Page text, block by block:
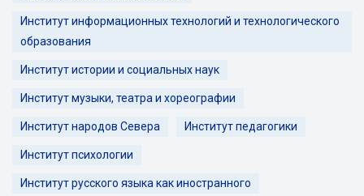
Институт информационных технологий и технологического
образования
Институт истории и социальных наук
Институт музыки, театра и хореографии
Институт народов Севера Институт педагогики
Институт психологии
Институт русского языка как иностранного